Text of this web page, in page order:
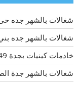
شغالات بالشهر جده حى الرحاب
شغالات بالشهر جده بني مالك
خادمات كينيات بجدة 0577265649
شغالات بالشهر جدة الصفا